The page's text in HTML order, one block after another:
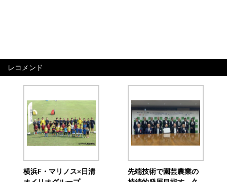
レコメンド
横浜F・マリノス×日清
先端技術で園芸農業の